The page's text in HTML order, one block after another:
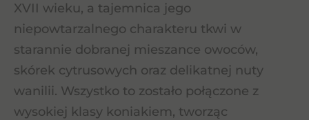
XVII wieku, a tajemnica jego
niepowtarzalnego charakteru tkwi w
starannie dobranej mieszance owoców,
skórek cytrusowych oraz delikatnej nuty
wanilii. Wszystko to zostało połączone z
wysokiej klasy koniakiem, tworząc